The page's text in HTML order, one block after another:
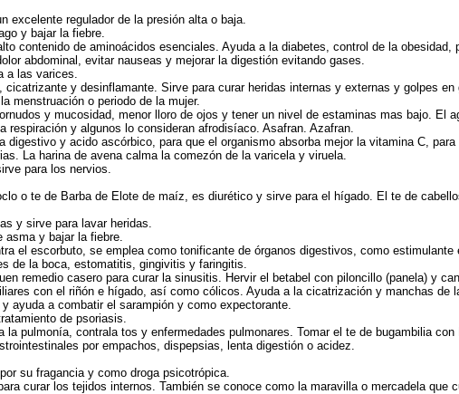
excelente regulador de la presión alta o baja.
y bajar la fiebre.
contenido de aminoácidos esenciales. Ayuda a la diabetes, control de la
abdominal, evitar nauseas y mejorar la digestión evitando gases.
a las varices.
y desinflamante. Sirve para curar heridas internas y externas y golpes en
menstruación o periodo de la mujer.
y mucosidad, menor lloro de ojos y tener un nivel de estaminas mas bajo. El
respiración y algunos lo consideran afrodisíaco. Asafran. Azafran.
digestivo y acido ascórbico, para que el organismo absorba mejor la vitamina C,
La harina de avena calma la comezón de la varicela y viruela.
para los nervios.
o te de Barba de Elote de maíz, es diurético y sirve para el hígado. El te de
y sirve para lavar heridas.
asma y bajar la fiebre.
el escorbuto, se emplea como tonificante de órganos digestivos, como
de la boca, estomatitis, gingivitis y faringitis.
remedio casero para curar la sinusitis. Hervir el betabel con piloncillo (panela) y
con el riñón e hígado, así como cólicos. Ayuda a la cicatrización y manchas de
ayuda a combatir el sarampión y como expectorante.
de psoriasis.
la pulmonía, contrala tos y enfermedades pulmonares. Tomar el te de bugambilia con
por empachos, dispepsias, lenta digestión o acidez.
su fragancia y como droga psicotrópica.
curar los tejidos internos. También se conoce como la maravilla o mercadela